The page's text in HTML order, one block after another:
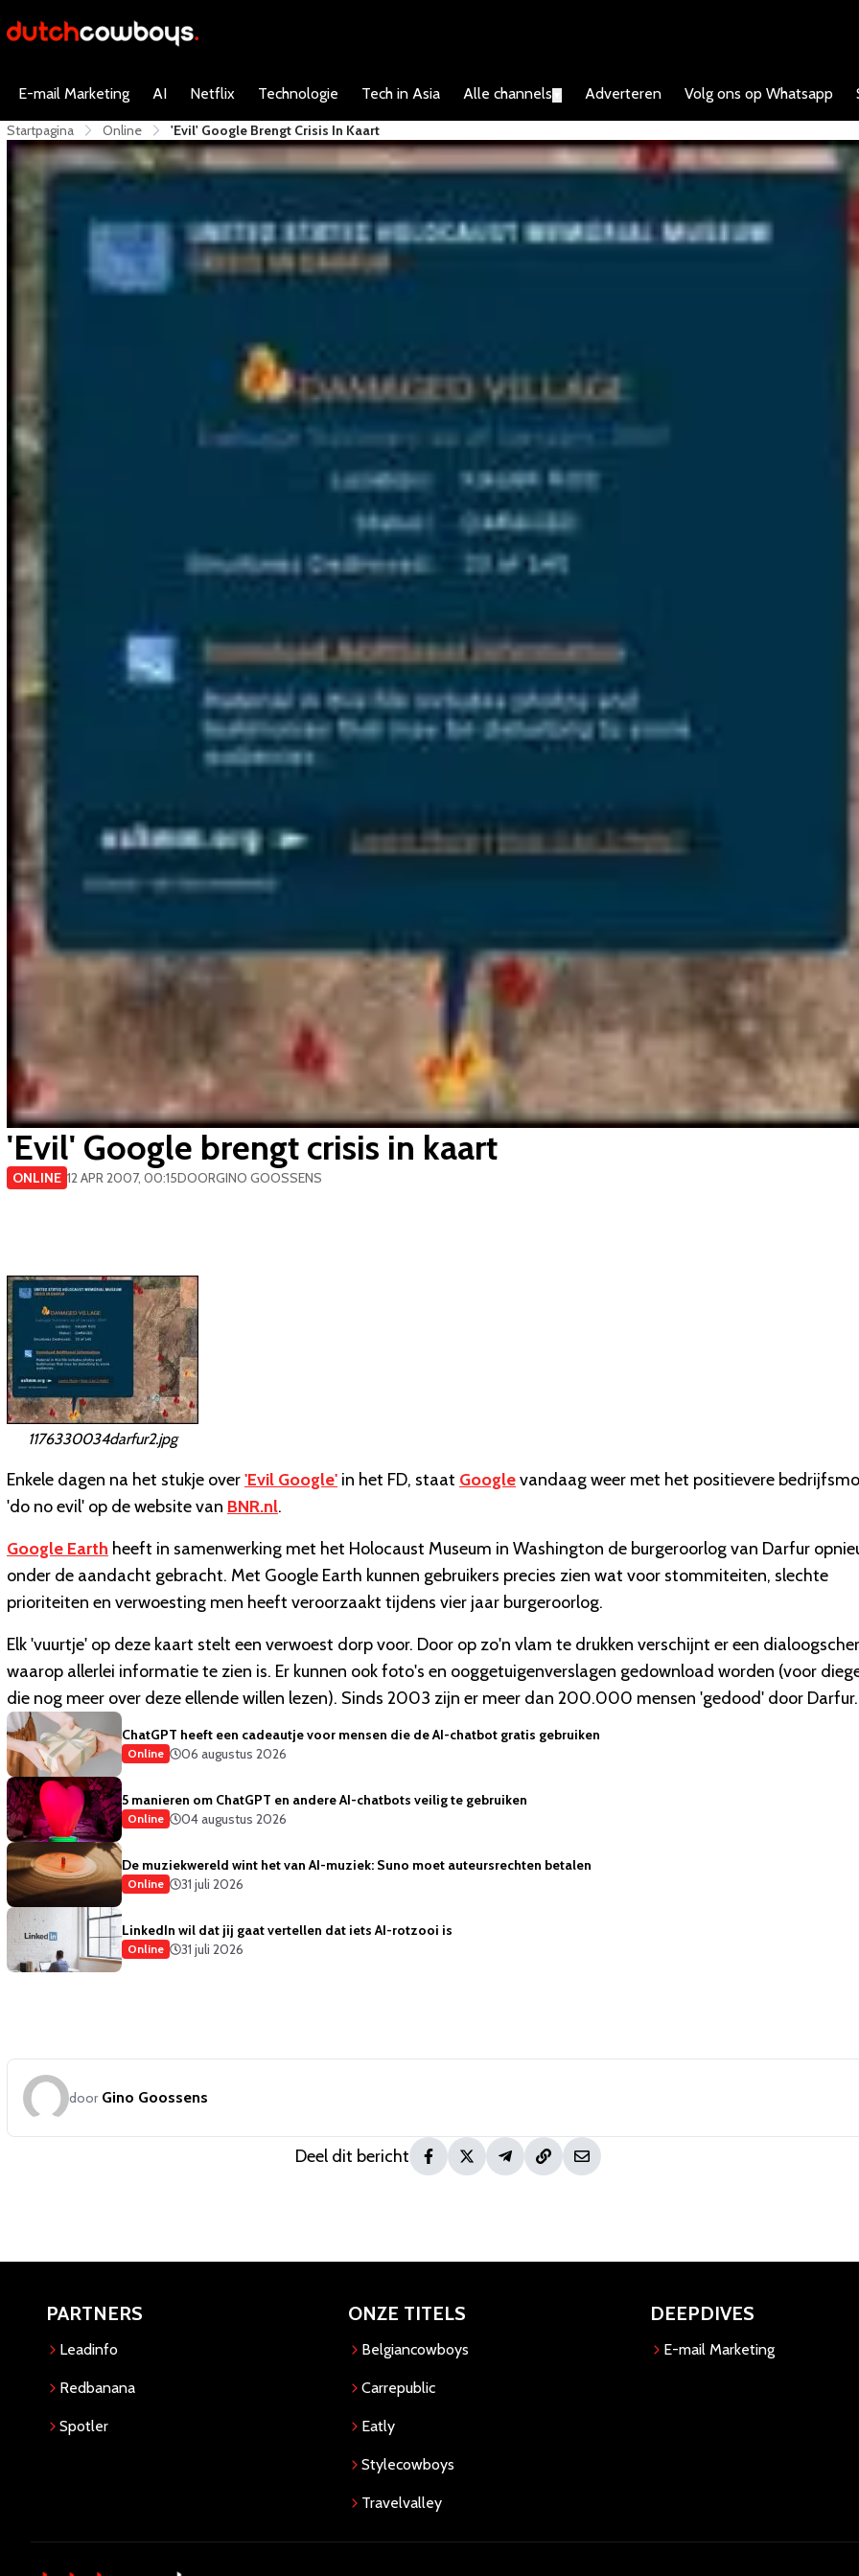
E-mail Marketing AI Netflix Technologie Tech in Asia Alle channels Adverteren Volg ons op Whatsapp
Startpagina Online 'Evil' Google Brengt Crisis In Kaart
'Evil' Google brengt crisis in kaart
ONLINE 12 APR 2007, 00:15DOORGINO GOOSSENS
1176330034darfur2.jpg
Enkele dagen na het stukje over'Evil Google' in het FD, staat Googlevandaag weer met het positievere
'do no evil' op de website van BNR.nl.
Google Earth heeft in samenwerking met het Holocaust Museum in Washington de burgeroorlog van Darfur
onder de aandacht gebracht. Met Google Earth kunnen gebruikers precies zien wat voor stommiteiten, slechte
prioriteiten en verwoesting men heeft veroorzaakt tijdens vier jaar burgeroorlog.
Elk 'vuurtje' op deze kaart stelt een verwoest dorp voor. Door op zo'n vlam te drukken verschijnt er een
waarop allerlei informatie te zien is. Er kunnen ook foto's en ooggetuigenverslagen gedownload worden (voor
die nog meer over deze ellende willen lezen). Sinds 2003 zijn er meer dan 200.000 mensen 'gedood' door Darfur.
ChatGPT heeft een cadeautje voor mensen die de AI-chatbot gratis gebruiken
Online 06 augustus 2026
5 manieren om ChatGPT en andere AI-chatbots veilig te gebruiken
Online 04 augustus 2026
De muziekwereld wint het van AI-muziek: Suno moet auteursrechten betalen
Online 31 juli 2026
LinkedIn wil dat jij gaat vertellen dat iets AI-rotzooi is
Online 31 juli 2026
door Gino Goossens
Deel dit bericht
PARTNERS
Leadinfo
Redbanana
Spotler
ONZE TITELS
Belgiancowboys
Carrepublic
Eatly
Stylecowboys
Travelvalley
DEEPDIVES
E-mail Marketing